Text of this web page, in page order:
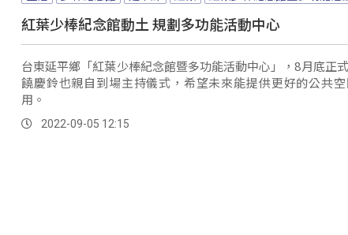
紅葉少棒紀念館動土 規劃多功能活動中心
台東延平鄉「紅葉少棒紀念館暨多功能活動中心」，8月底正
饒慶鈴也親自到場主持儀式，希望未來能提供更好的公共
用。
2022-09-05 12:15